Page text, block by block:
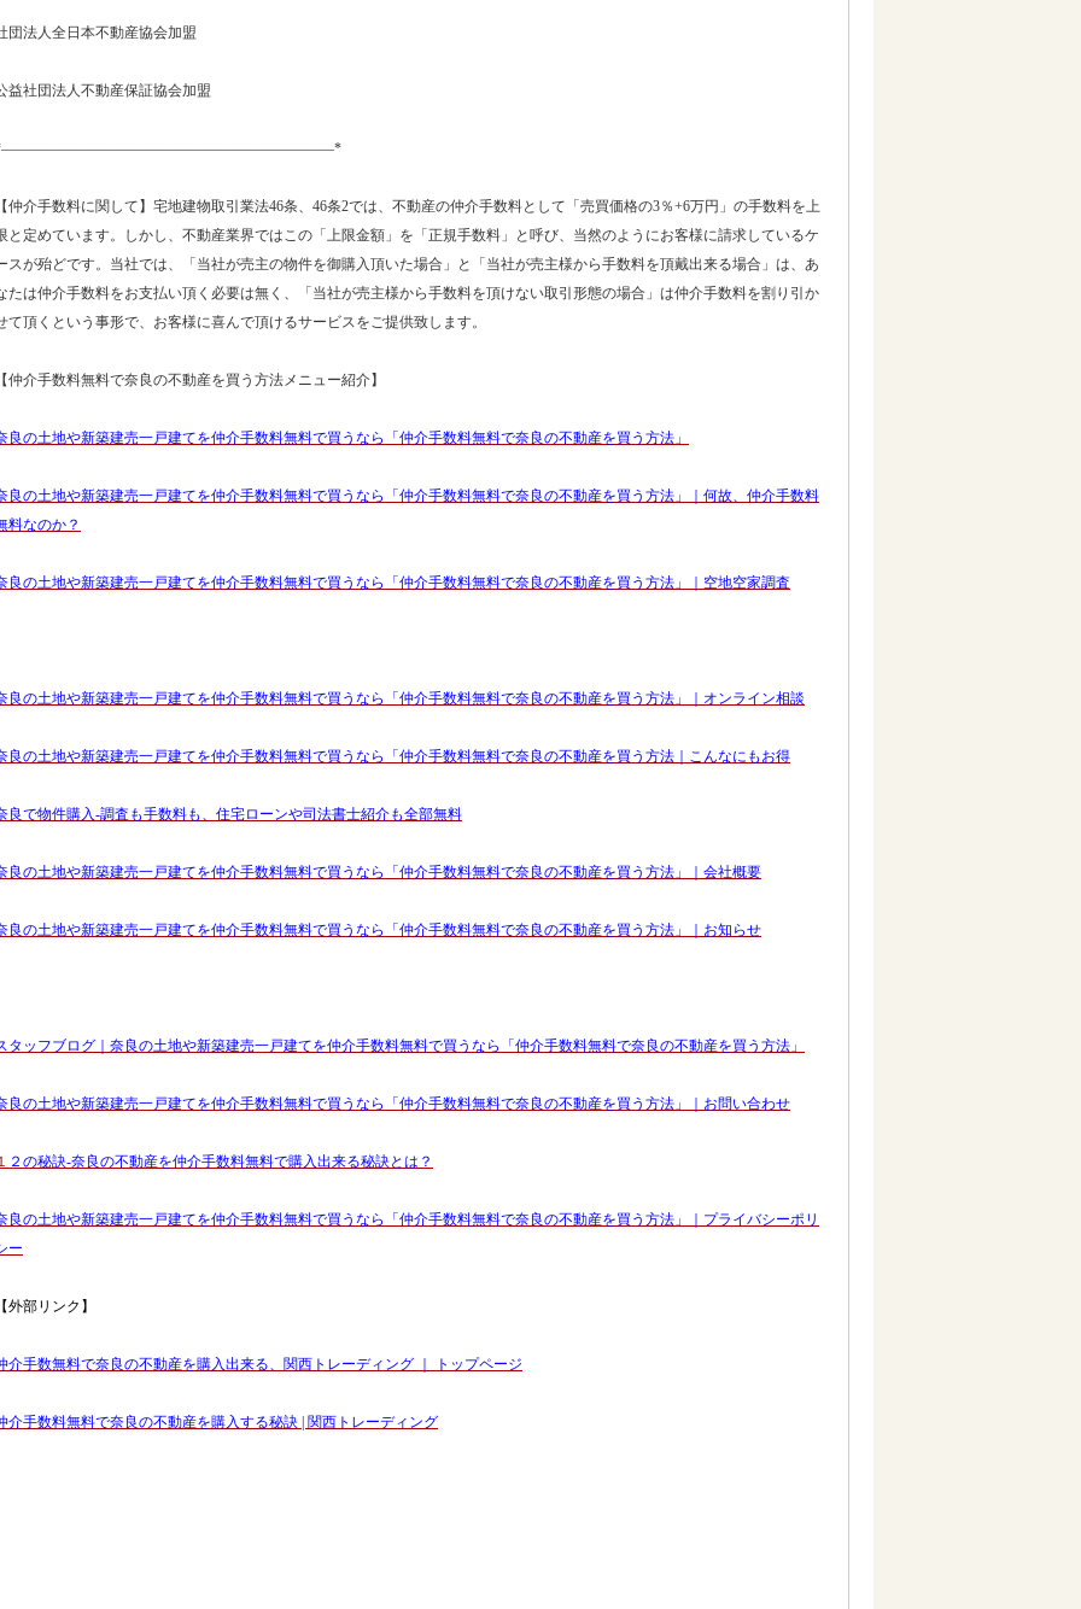
団法人全日本不動産協会加盟
益社団法人不動産保証協会加盟
【仲介手数料に関して】宅地建物取引業法46条、46条2では、不動産の仲介手数料として「売買価格の3％+6万円」の手数料を上
と定めています。しかし、不動産業界ではこの「上限金額」を「正規手数料」と呼び、当然のようにお客様に請求しているケ
スが殆どです。当社では、「当社が売主の物件を御購入頂いた場合」と「当社が売主様から手数料を頂戴出来る場合」は、あ
たは仲介手数料をお支払い頂く必要は無く、「当社が売主様から手数料を頂けない取引形態の場合」は仲介手数料を割り引か
て頂くという事形で、お客様に喜んで頂けるサービスをご提供致します。
【仲介手数料無料で奈良の不動産を買う方法メニュー紹介】
良の土地や新築建売一戸建てを仲介手数料無料で買うなら「仲介手数料無料で奈良の不動産を買う方法」
良の土地や新築建売一戸建てを仲介手数料無料で買うなら「仲介手数料無料で奈良の不動産を買う方法」｜何故、仲介手数料
料なのか？
良の土地や新築建売一戸建てを仲介手数料無料で買うなら「仲介手数料無料で奈良の不動産を買う方法」｜空地空家調査
良の土地や新築建売一戸建てを仲介手数料無料で買うなら「仲介手数料無料で奈良の不動産を買う方法」｜オンライン相談
良の土地や新築建売一戸建てを仲介手数料無料で買うなら「仲介手数料無料で奈良の不動産を買う方法｜こんなにもお得
良で物件購入-調査も手数料も、住宅ローンや司法書士紹介も全部無料
良の土地や新築建売一戸建てを仲介手数料無料で買うなら「仲介手数料無料で奈良の不動産を買う方法」｜会社概要
良の土地や新築建売一戸建てを仲介手数料無料で買うなら「仲介手数料無料で奈良の不動産を買う方法」｜お知らせ
タッフブログ｜奈良の土地や新築建売一戸建てを仲介手数料無料で買うなら「仲介手数料無料で奈良の不動産を買う方法」
良の土地や新築建売一戸建てを仲介手数料無料で買うなら「仲介手数料無料で奈良の不動産を買う方法」｜お問い合わせ
２の秘訣-奈良の不動産を仲介手数料無料で購入出来る秘訣とは？
良の土地や新築建売一戸建てを仲介手数料無料で買うなら「仲介手数料無料で奈良の不動産を買う方法」｜プライバシーポリ
ー
【外部リンク】
介手数無料で奈良の不動産を購入出来る、関西トレーディング ｜ トップページ
介手数料無料で奈良の不動産を購入する秘訣 | 関西トレーディング